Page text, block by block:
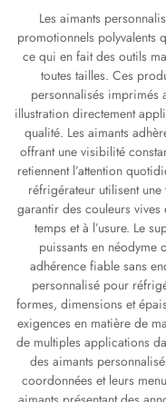
Les aimants
promotionnels polyvalents
ce qui en fait des outils
toutes tailles. Ces
personnalisés imprimés
illustration directement
qualité. Les aimants
offrant une visibilité
retiennent l’attention
réfrigérateur utilisent
garantir des couleurs vives
temps et à l’usure. Le
puissants en néodyme
adhérence fiable sans
personnalisé pour
formes, dimensions et
exigences en matière de
de multiples applications
des aimants
coordonnées et leurs